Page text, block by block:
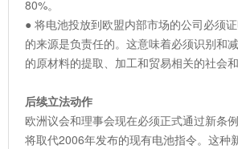
80%。
● 将电池投放到欧盟内部市场的公司必须
的来源是负责任的。这意味着必须识别和
的原材料的提取、加工和贸易相关的社会和
后续立法动作
欧洲议会和理事会现在必须正式通过新条
将取代2006年发布的现有电池指令。这种